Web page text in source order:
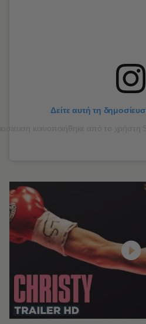
Δείτε αυτή τη